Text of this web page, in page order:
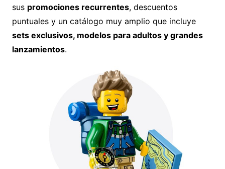
sus promociones recurrentes, descuentos
puntuales y un catálogo muy amplio que incluye
sets exclusivos, modelos para adultos y grandes
lanzamientos.